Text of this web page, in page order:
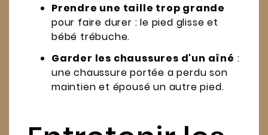
Prendre une taille trop grande
pour faire durer : le pied glisse et
bébé trébuche.
Garder les chaussures d'un aîné :
une chaussure portée a perdu son
maintien et épousé un autre pied.